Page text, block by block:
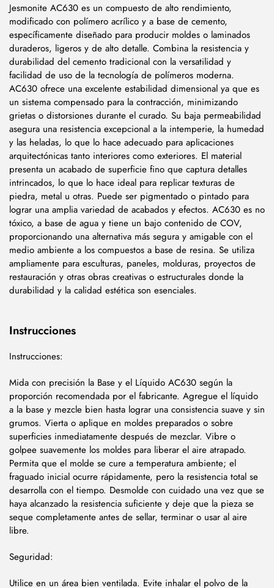
Jesmonite AC630 es un compuesto de alto rendimiento,
modificado con polímero acrílico y a base de cemento,
específicamente diseñado para producir moldes o laminados
duraderos, ligeros y de alto detalle. Combina la resistencia y
durabilidad del cemento tradicional con la versatilidad y
facilidad de uso de la tecnología de polímeros moderna.
AC630 ofrece una excelente estabilidad dimensional ya que es
un sistema compensado para la contracción, minimizando
grietas o distorsiones durante el curado. Su baja permeabilidad
asegura una resistencia excepcional a la intemperie, la humedad
y las heladas, lo que lo hace adecuado para aplicaciones
arquitectónicas tanto interiores como exteriores. El material
presenta un acabado de superficie fino que captura detalles
intrincados, lo que lo hace ideal para replicar texturas de
piedra, metal u otras. Puede ser pigmentado o pintado para
lograr una amplia variedad de acabados y efectos. AC630 es no
tóxico, a base de agua y tiene un bajo contenido de COV,
proporcionando una alternativa más segura y amigable con el
medio ambiente a los compuestos a base de resina. Se utiliza
ampliamente para esculturas, paneles, molduras, proyectos de
restauración y otras obras creativas o estructurales donde la
durabilidad y la calidad estética son esenciales.
Instrucciones
Instrucciones:
Mida con precisión la Base y el Líquido AC630 según la
proporción recomendada por el fabricante. Agregue el líquido
a la base y mezcle bien hasta lograr una consistencia suave y sin
grumos. Vierta o aplique en moldes preparados o sobre
superficies inmediatamente después de mezclar. Vibre o
golpee suavemente los moldes para liberar el aire atrapado.
Permita que el molde se cure a temperatura ambiente; el
fraguado inicial ocurre rápidamente, pero la resistencia total se
desarrolla con el tiempo. Desmolde con cuidado una vez que se
haya alcanzado la resistencia suficiente y deje que la pieza se
seque completamente antes de sellar, terminar o usar al aire
libre.
Seguridad:
Utilice en un área bien ventilada. Evite inhalar el polvo de la